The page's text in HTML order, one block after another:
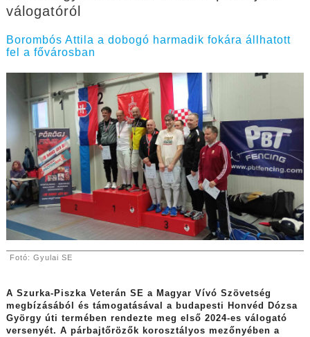
válogatóról
Borombós Attila a dobogó harmadik fokára állhatott
fel a fővárosban
Fotó: Gyulai SE
A Szurka-Piszka Veterán SE a Magyar Vívó Szövetség
megbízásából és támogatásával a budapesti Honvéd Dózsa
György úti termében rendezte meg első 2024-es válogató
versenyét. A párbajtőrözők korosztályos mezőnyében a